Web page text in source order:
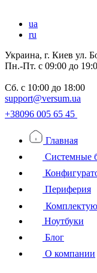
ua
ru
Украина, г. Киев ул.
Пн.-Пт. с 09:00 до
Сб. с 10:00 до 18:00
support@versum.ua
+38096 005 65 45
Главная
Системные
Периферия
Ноутбуки
Блог
О компании